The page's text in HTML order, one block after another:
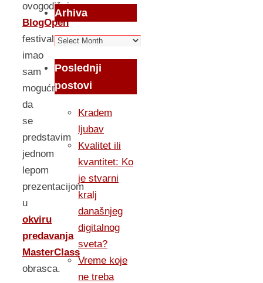
ovogodišnjem
BlogOpen
festivalu
imao
sam
mogućnost
da
se
predstavim
jednom
lepom
prezentacijom
u
okviru
predavanja
MasterClass
obrasca.
Arhiva
Arhiva
Poslednji
postovi
Kradem
ljubav
Kvalitet ili
kvantitet: Ko
je stvarni
kralj
današnjeg
digitalnog
sveta?
Vreme koje
ne treba